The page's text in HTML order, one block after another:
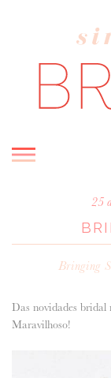
25
Bringing
Das novidades bridal
Maravilhoso!